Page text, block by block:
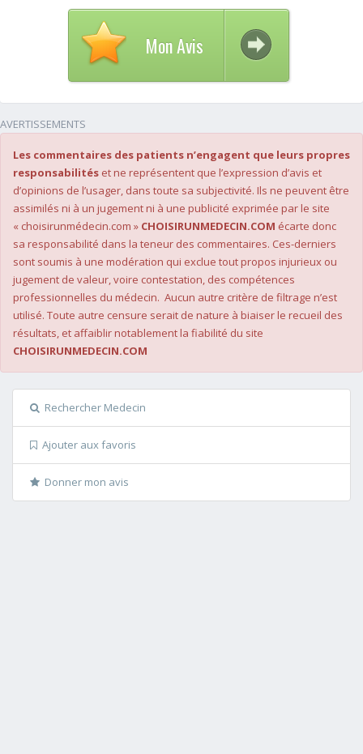
Mon Avis
AVERTISSEMENTS
Les commentaires des patients n’engagent que leurs propres
responsabilités et ne représentent que l’expression d’avis et
d’opinions de l’usager, dans toute sa subjectivité. Ils ne peuvent être
assimilés ni à un jugement ni à une publicité exprimée par le site
« choisirunmédecin.com » CHOISIRUNMEDECIN.COM écarte donc
sa responsabilité dans la teneur des commentaires. Ces-derniers
sont soumis à une modération qui exclue tout propos injurieux ou
jugement de valeur, voire contestation, des compétences
professionnelles du médecin. Aucun autre critère de filtrage n’est
utilisé. Toute autre censure serait de nature à biaiser le recueil des
résultats, et affaiblir notablement la fiabilité du site
CHOISIRUNMEDECIN.COM
Rechercher Medecin
Ajouter aux favoris
Donner mon avis